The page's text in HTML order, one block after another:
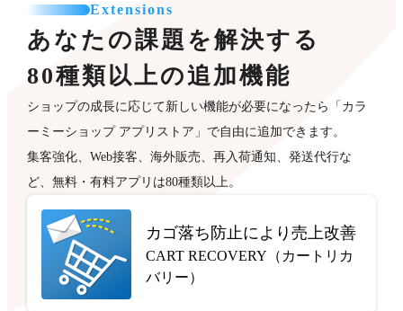
Extensions
あなたの課題を解決する
80種類以上の追加機能
ショップの成長に応じて新しい機能が必要になったら「カラ
ーミーショップ アプリストア」で自由に追加できます。
集客強化、Web接客、海外販売、再入荷通知、発送代行な
ど、無料・有料アプリは80種類以上。
カゴ落ち防止により売上改善
CART RECOVERY（カートリカ
バリー）